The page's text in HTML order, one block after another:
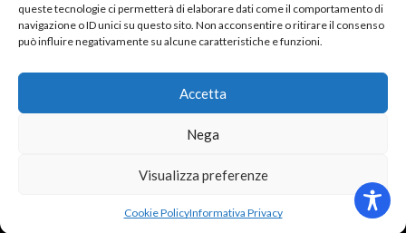
queste tecnologie ci permetterà di elaborare dati come il comportamento di
navigazione o ID unici su questo sito. Non acconsentire o ritirare il consenso
può influire negativamente su alcune caratteristiche e funzioni.
Accetta
Nega
Visualizza preferenze
Cookie PolicyInformativa Privacy
Shop
0
Cart ACCOUNT
Copyright © 2022AccessoriCustom